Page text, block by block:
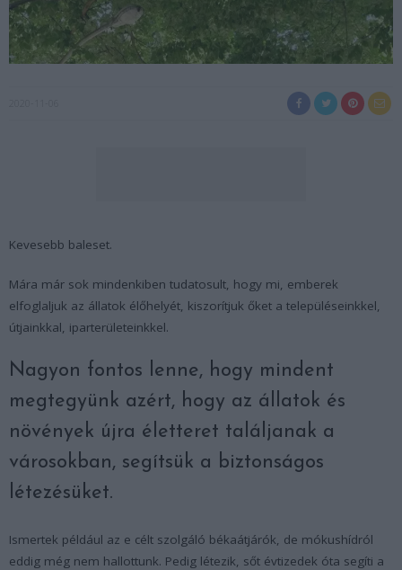
Kevesebb baleset.
Mára már sok mindenkiben tudatosult, hogy mi, emberek
elfoglaljuk az állatok élőhelyét, kiszorítjuk őket a településeinkkel,
útjainkkal, iparterületeinkkel.
Nagyon fontos lenne, hogy mindent
megtegyünk azért, hogy az állatok és
növények újra életteret találjanak a
városokban, segítsük a biztonságos
létezésüket.
Ismertek például az e célt szolgáló békaátjárók, de mókushídról
eddig még nem hallottunk. Pedig létezik, sőt évtizedek óta segíti a